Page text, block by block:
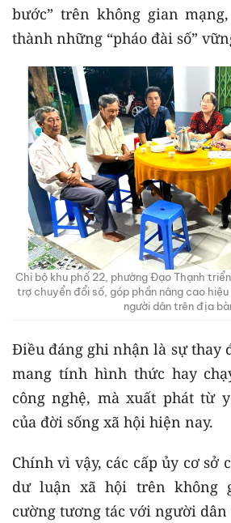
bước” trên không gian
thành những “pháo đài số”
Chi bộ khu phố 22, phường Đạo Thạnh
trợ chuyển đổi số, góp phần nâng cao
người dân trên địa
Điều đáng ghi nhận là sự thay
mang tính hình thức hay
công nghệ, mà xuất phát từ
của đời sống xã hội hiện nay.
Chính vì vậy, các cấp ủy cơ sở
dư luận xã hội trên không
cường tương tác với người dân